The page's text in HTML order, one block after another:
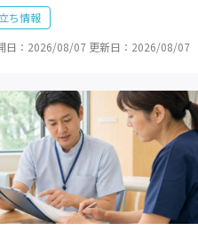
ち情報
日：2026/08/07 更新日：2026/08/07